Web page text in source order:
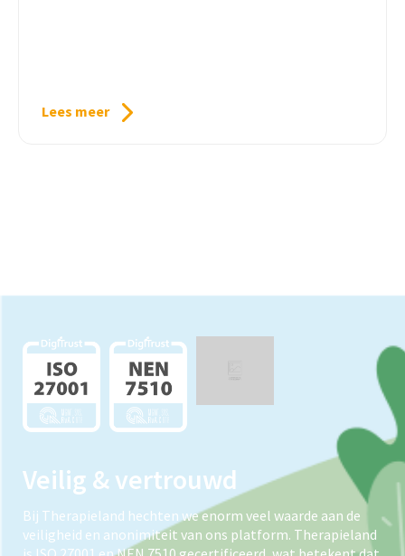
Lees meer
Veilig & vertrouwd
Bij Therapieland hechten we enorm veel waarde aan de
veiligheid en anonimiteit van ons platform. Therapieland